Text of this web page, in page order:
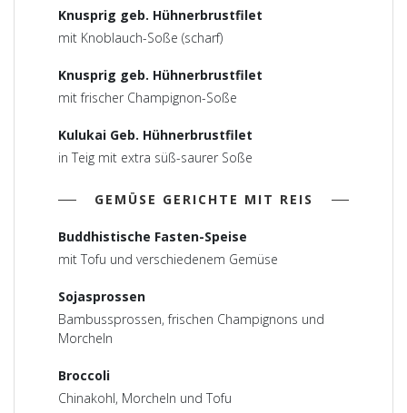
Knusprig geb. Hühnerbrustfilet
mit Knoblauch-Soße (scharf)
Knusprig geb. Hühnerbrustfilet
mit frischer Champignon-Soße
Kulukai Geb. Hühnerbrustfilet
in Teig mit extra süß-saurer Soße
GEMÜSE GERICHTE MIT REIS
Buddhistische Fasten-Speise
mit Tofu und verschiedenem Gemüse
Sojasprossen
Bambussprossen, frischen Champignons und
Morcheln
Broccoli
Chinakohl, Morcheln und Tofu